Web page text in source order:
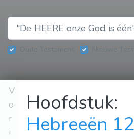
V
o
r
i
Hoofdstuk:
Hebreeën 12